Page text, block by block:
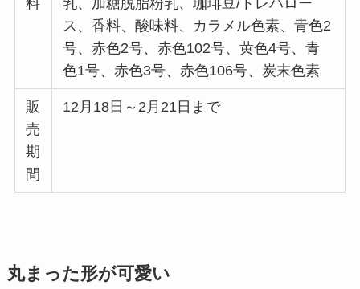
ス、香料、酸味料、カラメル色素、青色2
号、赤色2号、赤色102号、黄色4号、青
色1号、赤色3号、赤色106号、炭末色素
販
売
期
間
12月18日～2月21日まで
丸まった形が可愛い